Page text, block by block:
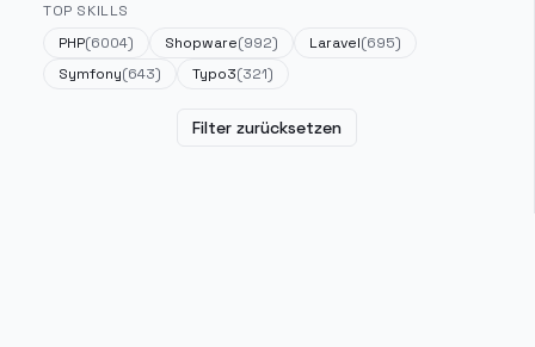
TOP SKILLS
PHP(6004) Shopware(992) Laravel(695)
Symfony(643) Typo3(321)
Filter zurücksetzen